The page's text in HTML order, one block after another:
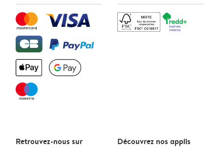
Retrouvez-nous sur Découvrez nos applis